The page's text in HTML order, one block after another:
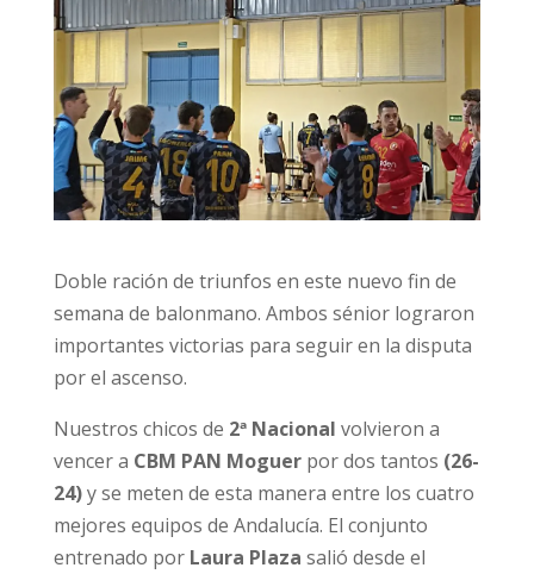
Doble ración de triunfos en este nuevo fin de
semana de balonmano. Ambos sénior lograron
importantes victorias para seguir en la disputa
por el ascenso.
Nuestros chicos de 2ª Nacional volvieron a
vencer a CBM PAN Moguer por dos tantos (26-
24)y se meten de esta manera entre los cuatro
mejores equipos de Andalucía. El conjunto
entrenado por Laura Plaza salió desde el